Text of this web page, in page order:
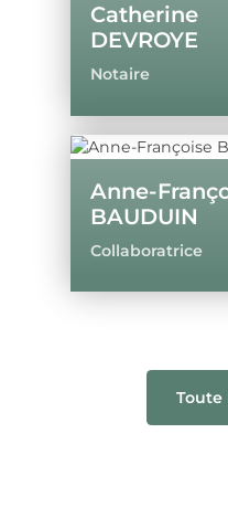
Catherine
DEVROYE
Notaire
Anne-
BAUDUIN
Collaboratrice
Toute